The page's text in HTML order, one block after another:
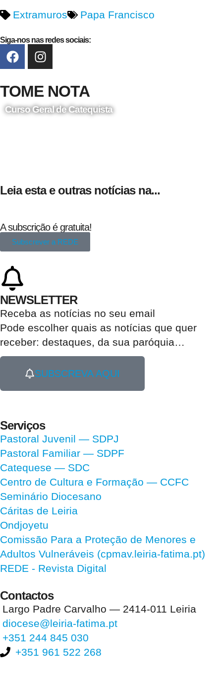
Extramuros
Papa Francisco
Siga-nos nas redes sociais:
TOME NOTA
Curso Geral de Catequista
Leia esta e outras notícias na...
A subscrição é gratuita!
Subscrever a REDE
NEWSLETTER
Receba as notícias no seu email​
Pode escolher quais as notícias que quer
receber: destaques, da sua paróquia…
SUBSCREVA AQUI
Serviços
Pastoral Juvenil — SDPJ
Pastoral Familiar — SDPF
Catequese — SDC
Centro de Cultura e Formação — CCFC
Seminário Diocesano
Cáritas de Leiria
Ondjoyetu
Comissão Para a Proteção de Menores e
Adultos Vulneráveis (cpmav.leiria-fatima.pt)
REDE - Revista Digital
Contactos
Largo Padre Carvalho — 2414-011 Leiria
diocese@leiria-fatima.pt
+351 244 845 030
+351 961 522 268